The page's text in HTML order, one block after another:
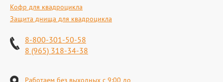
Кофр для квадроцикла
Защита днища для квадроцикла
8-800-301-50-58
8 (965) 318-34-38
Работаем без выходных с 9:00 до